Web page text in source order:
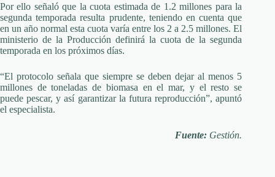
Por ello señaló que la cuota estimada de 1.2 millones para la
segunda temporada resulta prudente, teniendo en cuenta que
en un año normal esta cuota varía entre los 2 a 2.5 millones. El
ministerio de la Producción definirá la cuota de la segunda
temporada en los próximos días.
“El protocolo señala que siempre se deben dejar al menos 5
millones de toneladas de biomasa en el mar, y el resto se
puede pescar, y así garantizar la futura reproducción”, apuntó
el especialista.
Fuente: Gestión.